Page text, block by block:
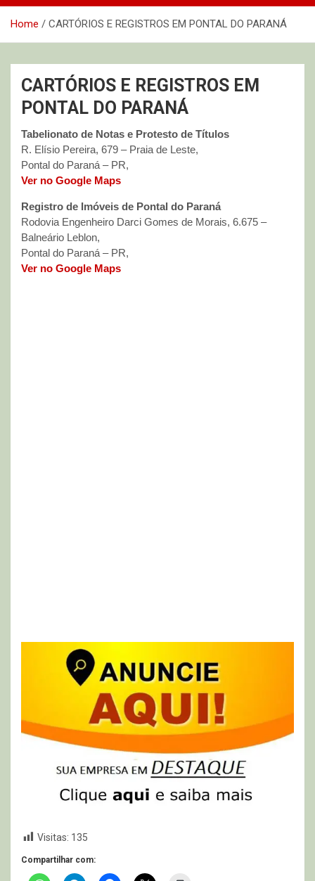
Home CARTÓRIOS E REGISTROS EM PONTAL DO PARANÁ
CARTÓRIOS E REGISTROS EM
PONTAL DO PARANÁ
Tabelionato de Notas e Protesto de Títulos
R. Elísio Pereira, 679 – Praia de Leste,
Pontal do Paraná – PR,
Ver no Google Maps
Registro de Imóveis de Pontal do Paraná
Rodovia Engenheiro Darci Gomes de Morais, 6.675 –
Balneário Leblon,
Pontal do Paraná – PR,
Ver no Google Maps
Visitas: 135
Compartilhar com: